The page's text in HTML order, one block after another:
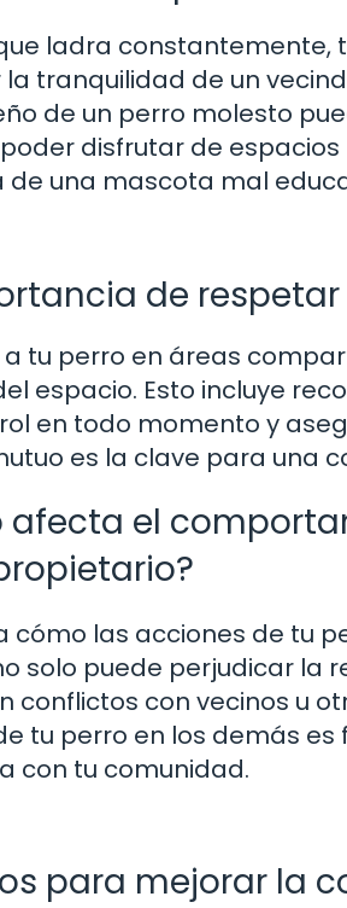
ladra constantemente,
tranquilidad de un
de un perro molesto
disfrutar de
de una mascota mal
de
tu perro en áreas
espacio. Esto incluye
en todo momento y
es la clave para una
afecta el
cómo las acciones de tu
solo puede perjudicar la
conflictos con vecinos u
tu perro en los demás
con tu comunidad.
para mejorar la